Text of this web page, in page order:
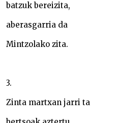
batzuk bereizita,
aberasgarria da
Mintzolako zita.
3.
Zinta martxan jarri ta